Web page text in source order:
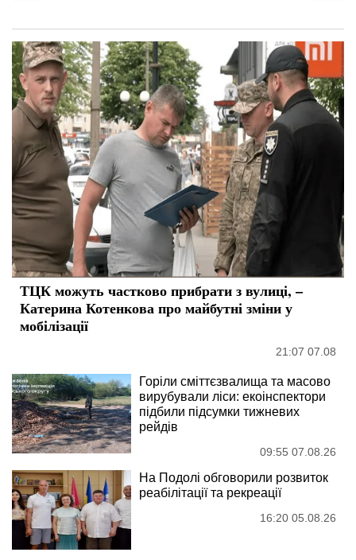
ТЦК можуть частково прибрати з вулиці, –
Катерина Котенкова про майбутні зміни у
мобілізації
21:07 07.08
Горіли сміттєзвалища та масово
вирубували ліси: екоінспектори
підбили підсумки тижневих
рейдів
09:55 07.08.26
На Подолі обговорили розвиток
реабілітації та рекреації
16:20 05.08.26